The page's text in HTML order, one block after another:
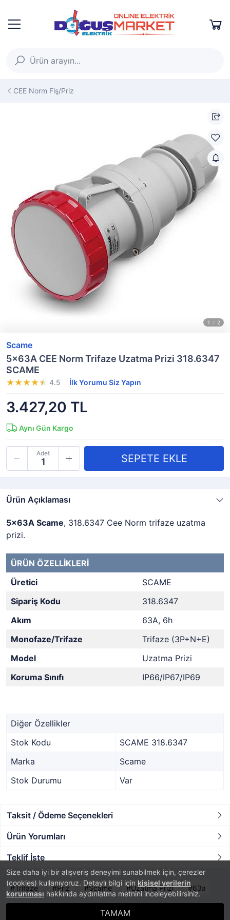
Size daha iyi bir alışveriş deneyimi sunabilmek için, çerezler
(cookies) kullanıyoruz. Detaylı bilgi için kişisel verilerin
korunması hakkında aydınlatma metnini inceleyebilirsiniz.
TAMAM
CEE Norm Fiş/Priz
Scame
5x63A CEE Norm Trifaze Uzatma Prizi 318.6347
SCAME
4.5 İlk Yorumu Siz Yapın
3.427,20 TL
Aynı Gün Kargo
Adet
Ürün Açıklaması
5x63A Scame, 318.6347 Cee Norm trifaze uzatma
prizi.
ÜRÜN ÖZELLİKLERİ
Üretici
SCAME
Sipariş Kodu
318.6347
Akım
63A, 6h
Monofaze/Trifaze
Trifaze (3P+N+E)
Model
Uzatma Prizi
Koruma Sınıfı
IP66/IP67/IP69
Diğer Özellikler
Stok Kodu
SCAME 318.6347
Marka
Scame
Stok Durumu
Var
Taksit / Ödeme Seçenekleri
Ürün Yorumları
Teklif İste
Trifaze Priz Scame Uzatma Prizi 63a
E-Ticaret Sistemi